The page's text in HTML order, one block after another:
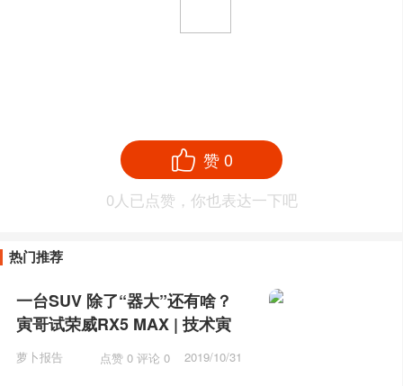
赞0
0人已点赞，你也表达一下吧
热门推荐
一台SUV 除了“器大”还有啥？
寅哥试荣威RX5 MAX | 技术寅
萝卜报告 点赞 0 评论 0
2019/10/31